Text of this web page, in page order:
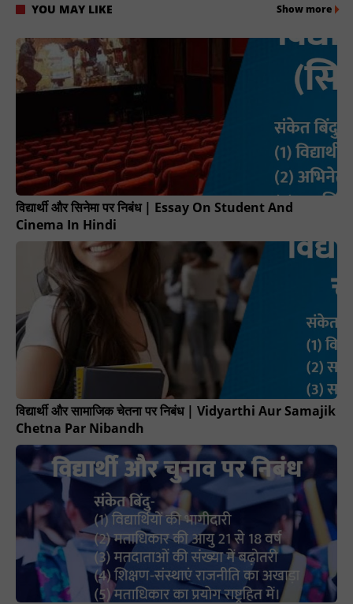
YOU MAY LIKE Show more
विद्यार्थी और सिनेमा पर निबंध | Essay On Student And
Cinema In Hindi
विद्यार्थी और सामाजिक चेतना पर निबंध | Vidyarthi Aur Samajik
Chetna Par Nibandh